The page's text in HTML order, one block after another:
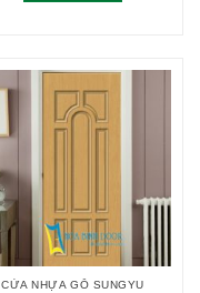
CỬA NHỰA GỖ SUNGYU